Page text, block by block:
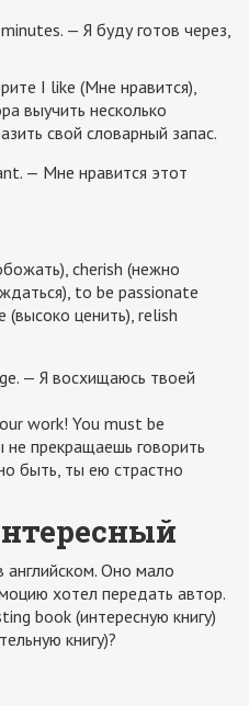
— Я буду готов через,
I like (Мне нравится),
выучить несколько
свой словарный запас.
— Мне нравится этот
cherish (нежно
to be passionate
ценить), relish
— Я восхищаюсь твоей
work! You must be
прекращаешь говорить
быть, ты ею страстно
английском. Оно мало
хотел передать автор.
book (интересную книгу)
книгу)?